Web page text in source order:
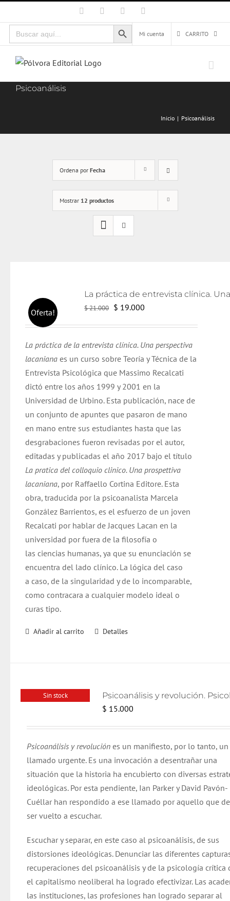
al
contenido
Facebook Instagram
Buscar:
Botón de búsqueda
Mi cuenta
CARRITO
Psicoanálisis
Inicio Psicoanálisis
Ordena por Fecha
Mostrar 12 productos
Oferta! $21.000 El
era:
$ 21.000.
$ 19.000
es:
$ 19.000.
La práctica de la entrevista clínica. Una perspectiva
lacaniana es un curso sobre Teoría y Técnica de la
Entrevista Psicológica que Massimo Recalcati
dictó entre los años 1999 y 2001 en la
Universidad de Urbino. Esta publicación, nace de
un conjunto de apuntes que pasaron de mano
en mano entre sus estudiantes hasta que las
desgrabaciones fueron revisadas por el autor,
editadas y publicadas el año 2017 bajo el título
La pratica del colloquio clinico. Una prospettiva
lacaniana, por Raffaello Cortina Editore. Esta
obra, traducida por la psicoanalista Marcela
González Barrientos, es el esfuerzo de un joven
Recalcati por hablar de Jacques Lacan en la
universidad por fuera de la filosofía o
las ciencias humanas, ya que su enunciación se
encuentra del lado clínico. La lógica del caso
a caso, de la singularidad y de lo incomparable,
como contracara a cualquier modelo ideal o
curas tipo.
Añadir al carrito Detalles
Sin stock
$ 15.000
Psicoanálisis y revoluciónes un manifiesto, por lo tanto, un
llamado urgente. Es una invocación a desentrañar una
situación que la historia ha encubierto con diversas
ideológicas. Por esta pendiente, Ian Parker y David Pavón-
Cuéllar han respondido a ese llamado por aquello que
ser vuelto a escuchar.
Escuchar y separar, en este caso al psicoanálisis, de sus
distorsiones ideológicas. Denunciar las diferentes
recuperaciones del psicoanálisis y de la psicología crítica
el capitalismo neoliberal ha logrado efectivizar. Las
las instituciones, las profesiones han logrado separar al